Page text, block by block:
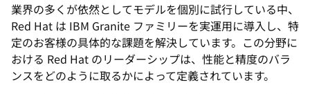
業界の多くが依然としてモデルを個別に試行している中、
Red Hat は IBM Granite ファミリーを実運用に導入し、特
定のお客様の具体的な課題を解決しています。この分野に
おける Red Hat のリーダーシップは、性能と精度のバラ
ンスをどのように取るかによって定義されています。